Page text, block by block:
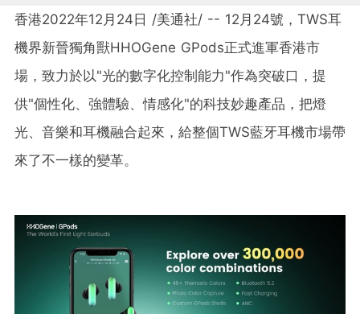
香港2022年12月24日 /美通社/ -- 12月24號，TWS耳
機界新晉獨角獸HHOGene GPods正式進軍香港市
場，致力於以"光的數字化控制能力"作為突破口，提
供"個性化、強體驗、情感化"的科技妙趣產品，把燈
光、音樂和耳機融合起來， 給整個TWS藍牙耳機市場帶
來了不一樣的變革。